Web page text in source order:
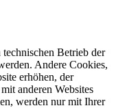
Betrieb der
Andere Cookies,
erhöhen, der
anderen Websites
werden nur mit Ihrer